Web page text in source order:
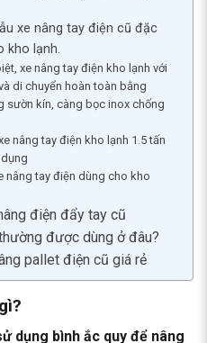
xe nâng tay điện cũ đặc
kho lạnh.
xe nâng tay điện kho lạnh với
di chuyển hoàn toàn bằng
sườn kín, càng bọc inox chống
nâng tay điện kho lạnh 1.5 tấn
nâng tay điện dùng cho kho
điện đẩy tay cũ
được dùng ở đâu?
pallet điện cũ giá rẻ
dụng bình ắc quy để nâng